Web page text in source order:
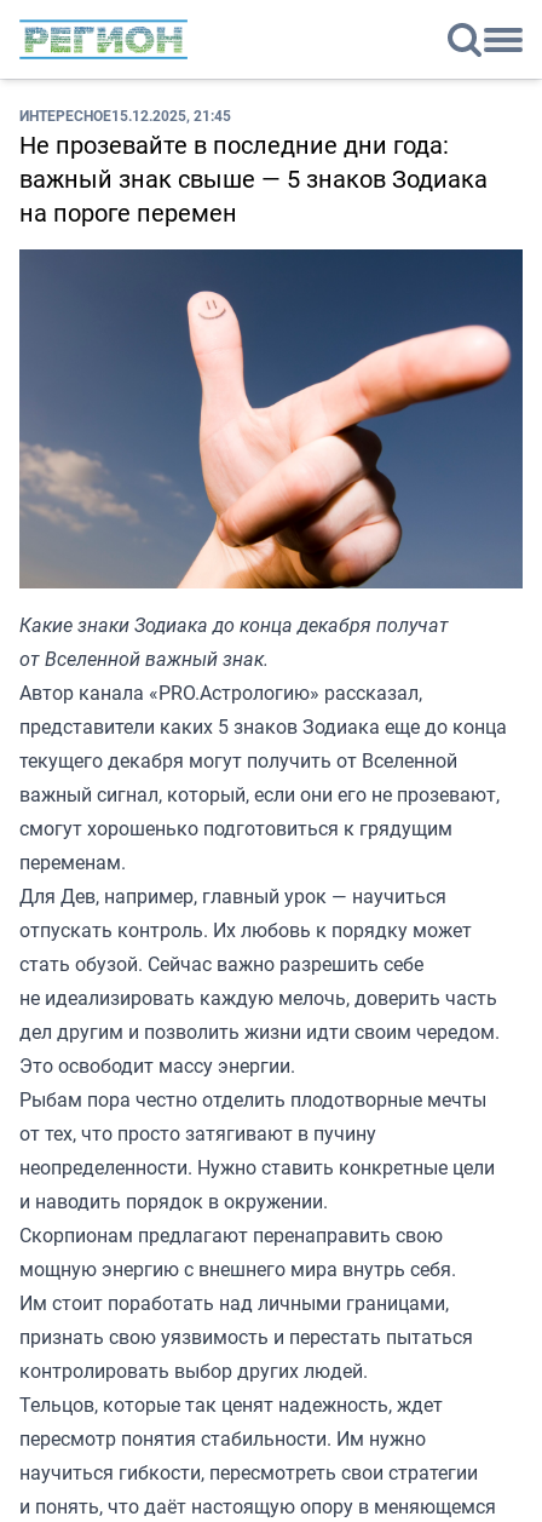
ИНТЕРЕСНОЕ15.12.2025, 21:45
Не прозевайте в последние дни года:
важный знак свыше — 5 знаков Зодиака
на пороге перемен
Какие знаки Зодиака до конца декабря получат
от Вселенной важный знак.
Автор канала «PRO.Астрологию» рассказал,
представители каких 5 знаков Зодиака еще до конца
текущего декабря могут получить от Вселенной
важный сигнал, который, если они его не прозевают,
смогут хорошенько подготовиться к грядущим
переменам.
Для Дев, например, главный урок — научиться
отпускать контроль. Их любовь к порядку может
стать обузой. Сейчас важно разрешить себе
не идеализировать каждую мелочь, доверить часть
дел другим и позволить жизни идти своим чередом.
Это освободит массу энергии.
Рыбам пора честно отделить плодотворные мечты
от тех, что просто затягивают в пучину
неопределенности. Нужно ставить конкретные цели
и наводить порядок в окружении.
Скорпионам предлагают перенаправить свою
мощную энергию с внешнего мира внутрь себя.
Им стоит поработать над личными границами,
признать свою уязвимость и перестать пытаться
контролировать выбор других людей.
Тельцов, которые так ценят надежность, ждет
пересмотр понятия стабильности. Им нужно
научиться гибкости, пересмотреть свои стратегии
и понять, что даёт настоящую опору в меняющемся